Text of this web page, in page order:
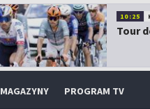
10:25
Tour
MAGAZYNY PROGRAM TV